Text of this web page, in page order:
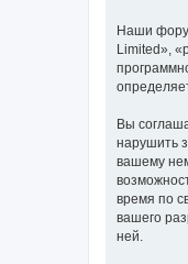
Наши
Limited»,
Вы
нарушить
вашему
время по
вашего
ней.